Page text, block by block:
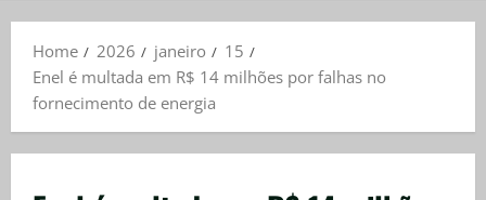
Home
2026 janeiro
15
Enel é multada em R$ 14 milhões por falhas no
fornecimento de energia